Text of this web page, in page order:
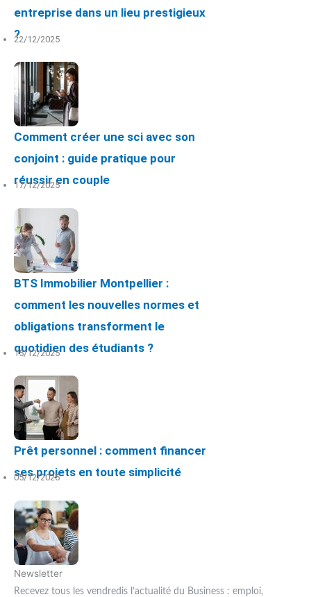
entreprise dans un lieu prestigieux
?
22/12/2025
Comment créer une sci avec son
conjoint : guide pratique pour
réussir en couple
17/12/2025
BTS Immobilier Montpellier :
comment les nouvelles normes et
obligations transforment le
quotidien des étudiants ?
15/12/2025
Prêt personnel : comment financer
ses projets en toute simplicité
05/12/2025
Newsletter
Recevez tous les vendredis l’actualité du Business : emploi,